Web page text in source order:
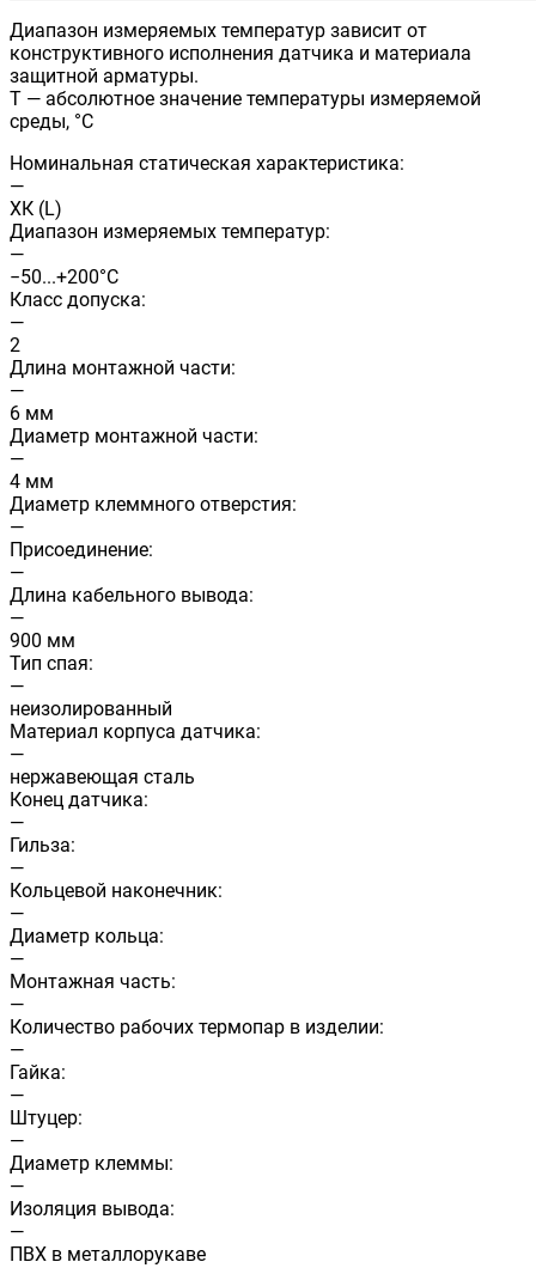
Диапазон измеряемых температур зависит от
конструктивного исполнения датчика и материала
защитной арматуры.
Т — абсолютное значение температуры измеряемой
среды, °С
Номинальная статическая характеристика:
—
ХК (L)
Диапазон измеряемых температур:
—
−50...+200°С
Класс допуска:
—
2
Длина монтажной части:
—
6 мм
Диаметр монтажной части:
—
4 мм
Диаметр клеммного отверстия:
—
Присоединение:
—
Длина кабельного вывода:
—
900 мм
Тип спая:
—
неизолированный
Материал корпуса датчика:
—
нержавеющая сталь
Конец датчика:
—
Гильза:
—
Кольцевой наконечник:
—
Диаметр кольца:
—
Монтажная часть:
—
Количество рабочих термопар в изделии:
—
Гайка:
—
Штуцер:
—
Диаметр клеммы:
—
Изоляция вывода:
—
ПВХ в металлорукаве